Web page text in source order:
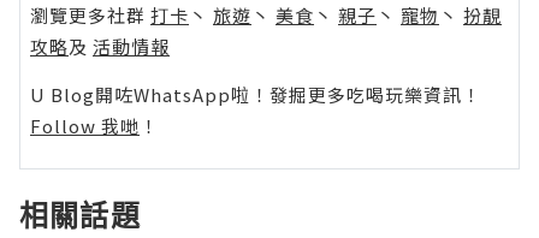
瀏覽更多社群 打卡 丶 旅遊 丶 美食 丶 親子 丶 寵物 丶 扮靚
攻略及 活動情報
U Blog開咗WhatsApp啦！發掘更多吃喝玩樂資訊！
Follow 我哋 ！
相關話題